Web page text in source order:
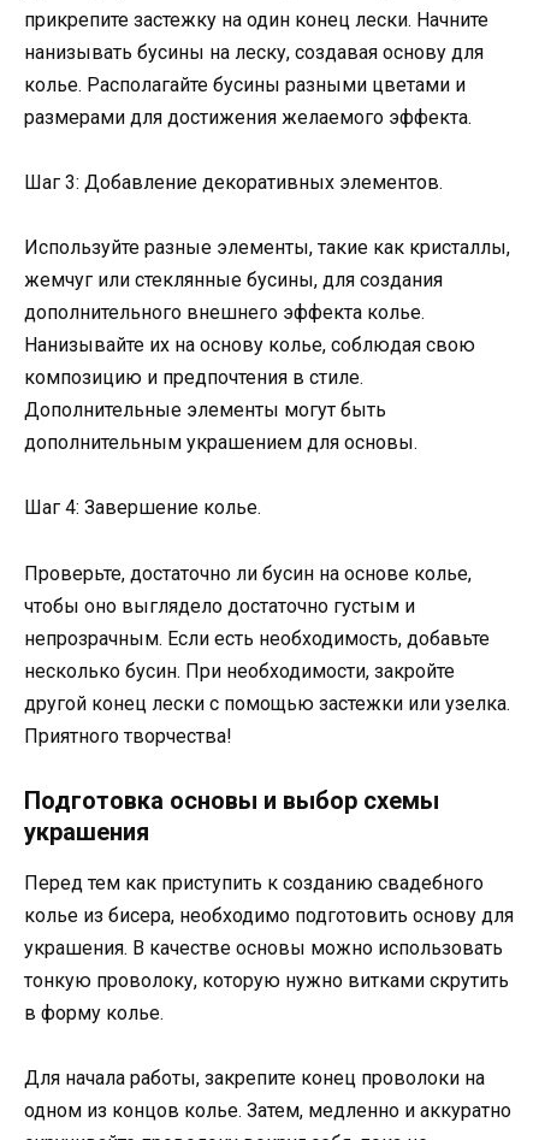
прикрепите застежку на один конец лески. Начните
нанизывать бусины на леску, создавая основу для
колье. Располагайте бусины разными цветами и
размерами для достижения желаемого эффекта.
Шаг 3: Добавление декоративных элементов.
Используйте разные элементы, такие как кристаллы,
жемчуг или стеклянные бусины, для создания
дополнительного внешнего эффекта колье.
Нанизывайте их на основу колье, соблюдая свою
композицию и предпочтения в стиле.
Дополнительные элементы могут быть
дополнительным украшением для основы.
Шаг 4: Завершение колье.
Проверьте, достаточно ли бусин на основе колье,
чтобы оно выглядело достаточно густым и
непрозрачным. Если есть необходимость, добавьте
несколько бусин. При необходимости, закройте
другой конец лески с помощью застежки или узелка.
Приятного творчества!
Подготовка основы и выбор схемы
украшения
Перед тем как приступить к созданию свадебного
колье из бисера, необходимо подготовить основу для
украшения. В качестве основы можно использовать
тонкую проволоку, которую нужно витками скрутить
в форму колье.
Для начала работы, закрепите конец проволоки на
одном из концов колье. Затем, медленно и аккуратно